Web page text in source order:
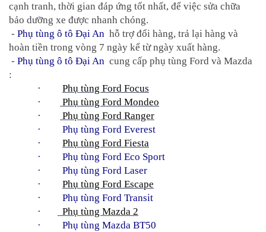
cạnh tranh, thời gian đáp ứng tốt nhất, để việc sửa chữa
bảo dưỡng xe được nhanh chóng.
- Phụ tùng ô tô Đại An hỗ trợ đổi hàng, trả lại hàng và
hoàn tiền trong vòng 7 ngày kể từ ngày xuất hàng.
- Phụ tùng ô tô Đại An cung cấp phụ tùng Ford và Mazda
:
· Phụ tùng Ford Focus
·
Phụ tùng Ford Mondeo
·
Phụ tùng Ford Ranger
·
Phụ tùng Ford Everest
· Phụ tùng Ford Fiesta
·
Phụ tùng Ford Eco Sport
·
Phụ tùng Ford Laser
· Phụ tùng Ford Escape
·
Phụ tùng Ford Transit
·
Phụ tùng Mazda 2
·
Phụ tùng Mazda BT50